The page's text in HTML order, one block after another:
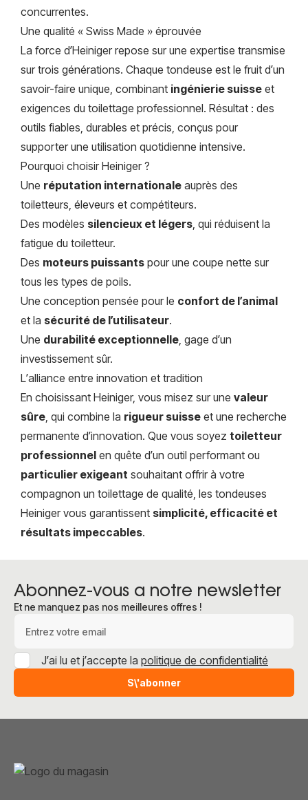
concurrentes.
Une qualité « Swiss Made » éprouvée
La force d’Heiniger repose sur une expertise transmise
sur trois générations. Chaque tondeuse est le fruit d’un
savoir-faire unique, combinant ingénierie suisse et
exigences du toilettage professionnel. Résultat : des
outils fiables, durables et précis, conçus pour
supporter une utilisation quotidienne intensive.
Pourquoi choisir Heiniger ?
Une réputation internationale auprès des
toiletteurs, éleveurs et compétiteurs.
Des modèles silencieux et légers, qui réduisent la
fatigue du toiletteur.
Des moteurs puissants pour une coupe nette sur
tous les types de poils.
Une conception pensée pour le confort de l’animal
et la sécurité de l’utilisateur.
Une durabilité exceptionnelle, gage d’un
investissement sûr.
L’alliance entre innovation et tradition
En choisissant Heiniger, vous misez sur une valeur
sûre, qui combine la rigueur suisse et une recherche
permanente d’innovation. Que vous soyez toiletteur
professionnel en quête d’un outil performant ou
particulier exigeant souhaitant offrir à votre
compagnon un toilettage de qualité, les tondeuses
Heiniger vous garantissent simplicité, efficacité et
résultats impeccables.
Abonnez-vous a notre newsletter
Et ne manquez pas nos meilleures offres !
S\'abonner
J’ai lu et j’accepte la politique de confidentialité